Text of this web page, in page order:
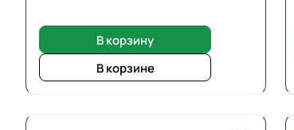
В корзину
В корзине